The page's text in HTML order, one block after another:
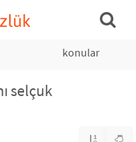
konular
selçuk